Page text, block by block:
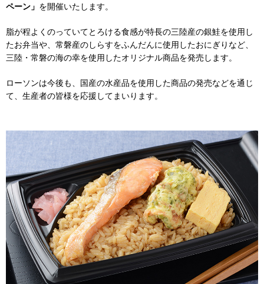
ペーン」 を開催いたします。
脂が程よくのっていてとろける食感が特長の三陸産の銀鮭を使用し
たお弁当や、常磐産のしらすをふんだんに使用したおにぎりなど、
三陸・常磐の海の幸を使用したオリジナル商品を発売します。
ローソンは今後も、国産の水産品を使用した商品の発売などを通じ
て、生産者の皆様を応援してまいります。